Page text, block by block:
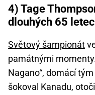
4) Tage
dlouhých 65
Světový šampionát
památnými
Nagano“, domácí
šokoval Kanadu,